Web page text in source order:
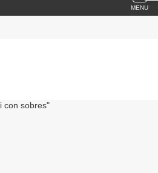
MENU